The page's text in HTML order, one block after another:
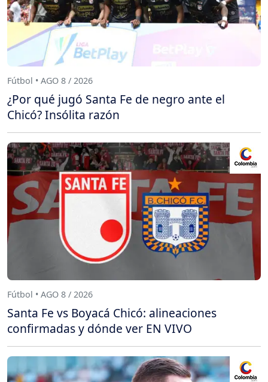
Fútbol • AGO 8 / 2026
¿Por qué jugó Santa Fe de negro ante el
Chicó? Insólita razón
Fútbol • AGO 8 / 2026
Santa Fe vs Boyacá Chicó: alineaciones
confirmadas y dónde ver EN VIVO